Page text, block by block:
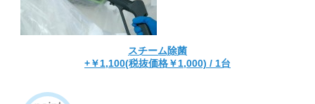
スチーム除菌
+￥1,100(税抜価格￥1,000) / 1台